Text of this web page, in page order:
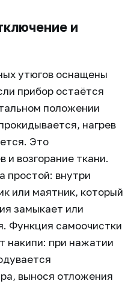
и
утюгов оснащены
прибор остаётся
положении
нагрев
Это
и возгорание ткани.
простой: внутри
или маятник, который
замыкает или
Функция самоочистки
накипи: при нажатии
вынося отложения